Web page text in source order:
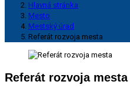
Hlavná stránka
Mesto
Mestský úrad
Referát rozvoja mesta
Referát rozvoja mesta